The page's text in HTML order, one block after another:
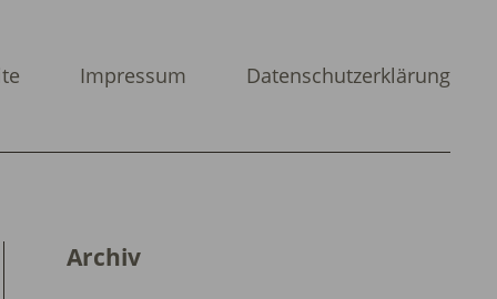
Impressum Datenschutzerklärung
Archiv